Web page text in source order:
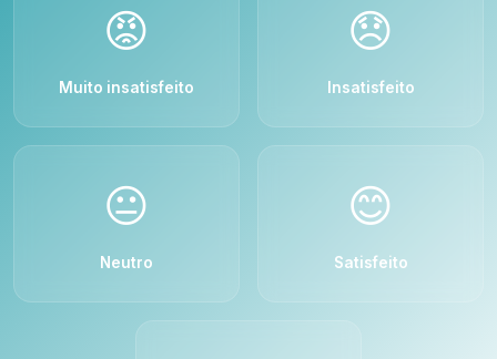
😡
Muito insatisfeito
😞
Insatisfeito
😐
Neutro
😊
Satisfeito